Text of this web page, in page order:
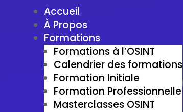
Accueil
À Propos
Formations
Formations à l’OSINT
Calendrier des formations
Formation Initiale
Formation Professionnelle
Masterclasses OSINT